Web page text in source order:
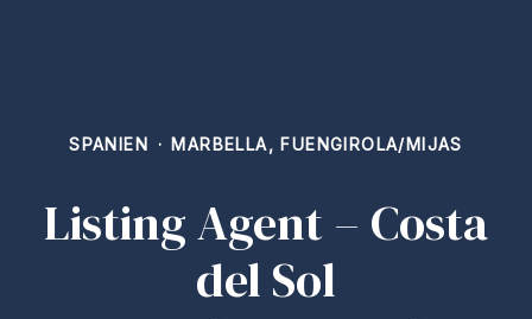
SPANIEN · MARBELLA, FUENGIROLA/MIJAS
Listing Agent – Costa
del Sol